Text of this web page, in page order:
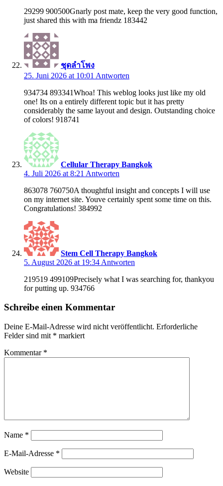
29299 900500Gnarly post mate, keep the very good function,
just shared this with ma friendz 183442
ชุดลำโพง
25. Juni 2026 at 10:01 Antworten
934734 893341Whoa! This weblog looks just like my old
one! Its on a entirely different topic but it has pretty
considerably the same layout and design. Outstanding choice
of colors! 918741
Cellular Therapy Bangkok
4. Juli 2026 at 8:21 Antworten
863078 760750A thoughtful insight and concepts I will use
on my internet site. Youve certainly spent some time on this.
Congratulations! 384992
Stem Cell Therapy Bangkok
5. August 2026 at 19:34 Antworten
219519 499109Precisely what I was searching for, thankyou
for putting up. 934766
Schreibe einen Kommentar
Deine E-Mail-Adresse wird nicht veröffentlicht. Erforderliche
Felder sind mit * markiert
Kommentar *
Name *
E-Mail-Adresse *
Website